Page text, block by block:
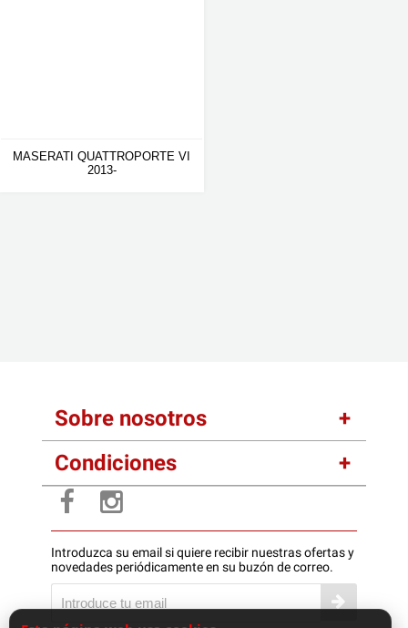
MASERATI QUATTROPORTE VI
2013-
Sobre nosotros
Condiciones
Introduzca su email si quiere recibir nuestras ofertas y
novedades periódicamente en su buzón de correo.